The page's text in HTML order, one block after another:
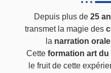
Depuis plus de25
transmet la magie des
la narration orale
Cette formation art
le fruit de cette